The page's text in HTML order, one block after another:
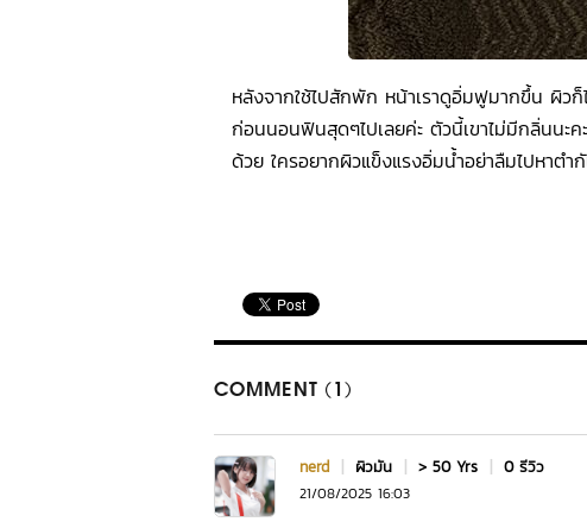
หลังจากใช้ไปสักพัก หน้าเราดูอิ่มฟูมากขึ้น ผิว
ก่อนนอนฟินสุดๆไปเลยค่ะ ตัวนี้เขาไม่มีกลิ่นนะ
ด้วย ใครอยากผิวแข็งแรงอิ่มน้ำอย่าลืมไปหาตำ
COMMENT (1)
nerd | ผิวมัน | > 50 Yrs | 0 รีวิว
21/08/2025 16:03